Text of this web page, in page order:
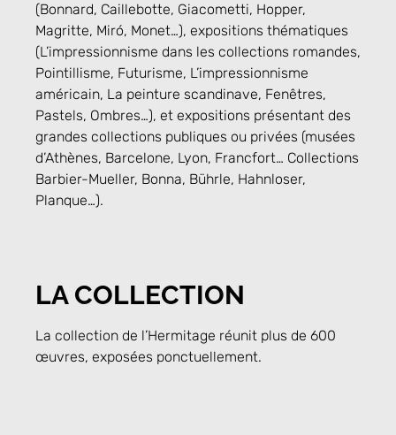
(Bonnard, Caillebotte, Giacometti, Hopper,
Magritte, Miró, Monet…), expositions thématiques
(L’impressionnisme dans les collections romandes,
Pointillisme, Futurisme, L’impressionnisme
américain, La peinture scandinave, Fenêtres,
Pastels, Ombres…), et expositions présentant des
grandes collections publiques ou privées (musées
d’Athènes, Barcelone, Lyon, Francfort… Collections
Barbier-Mueller, Bonna, Bührle, Hahnloser,
Planque…).
LA COLLECTION
La collection de l’Hermitage réunit plus de 600
œuvres, exposées ponctuellement.